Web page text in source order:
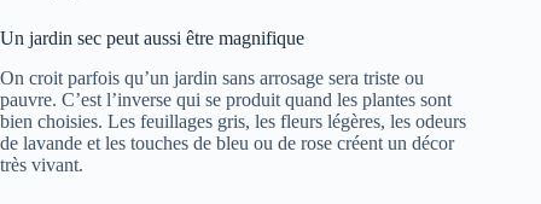
Un jardin sec peut aussi être magnifique
On croit parfois qu’un jardin sans arrosage sera triste ou
pauvre. C’est l’inverse qui se produit quand les plantes sont
bien choisies. Les feuillages gris, les fleurs légères, les odeurs
de lavande et les touches de bleu ou de rose créent un décor
très vivant.